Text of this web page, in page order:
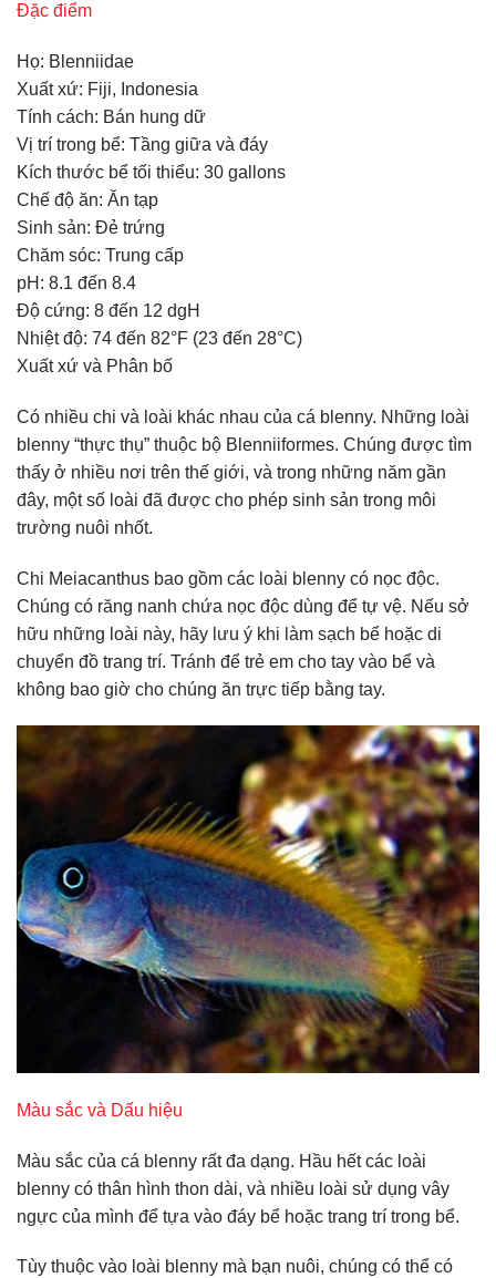
Đặc điểm
Họ: Blenniidae
Xuất xứ: Fiji, Indonesia
Tính cách: Bán hung dữ
Vị trí trong bể: Tầng giữa và đáy
Kích thước bể tối thiểu: 30 gallons
Chế độ ăn: Ăn tạp
Sinh sản: Đẻ trứng
Chăm sóc: Trung cấp
pH: 8.1 đến 8.4
Độ cứng: 8 đến 12 dgH
Nhiệt độ: 74 đến 82°F (23 đến 28°C)
Xuất xứ và Phân bố
Có nhiều chi và loài khác nhau của cá blenny. Những loài
blenny “thực thụ” thuộc bộ Blenniiformes. Chúng được tìm
thấy ở nhiều nơi trên thế giới, và trong những năm gần
đây, một số loài đã được cho phép sinh sản trong môi
trường nuôi nhốt.
Chi Meiacanthus bao gồm các loài blenny có nọc độc.
Chúng có răng nanh chứa nọc độc dùng để tự vệ. Nếu sở
hữu những loài này, hãy lưu ý khi làm sạch bể hoặc di
chuyển đồ trang trí. Tránh để trẻ em cho tay vào bể và
không bao giờ cho chúng ăn trực tiếp bằng tay.
Màu sắc và Dấu hiệu
Màu sắc của cá blenny rất đa dạng. Hầu hết các loài
blenny có thân hình thon dài, và nhiều loài sử dụng vây
ngực của mình để tựa vào đáy bể hoặc trang trí trong bể.
Tùy thuộc vào loài blenny mà bạn nuôi, chúng có thể có